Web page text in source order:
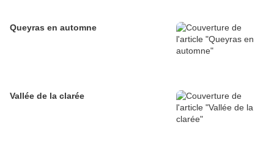
Queyras en automne
Vallée de la clarée